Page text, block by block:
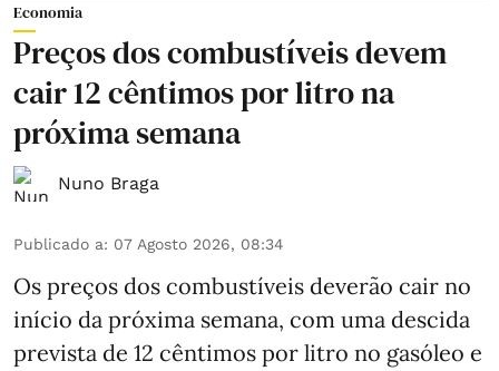
Economia
Preços dos combustíveis devem
cair 12 cêntimos por litro na
próxima semana
Nuno Braga
Publicado a: 07 Agosto 2026, 08:34
Os preços dos combustíveis deverão cair no
início da próxima semana, com uma descida
prevista de 12 cêntimos por litro no gasóleo e